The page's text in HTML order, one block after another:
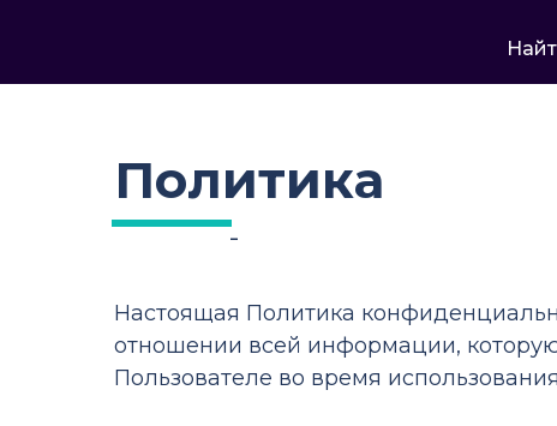
Политика
Настоящая Политика
отношении всей информации,
Пользователе во время